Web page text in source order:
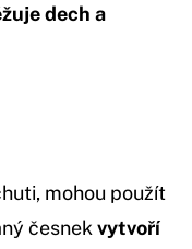
dech a
mohou použít
česnek vytvoří